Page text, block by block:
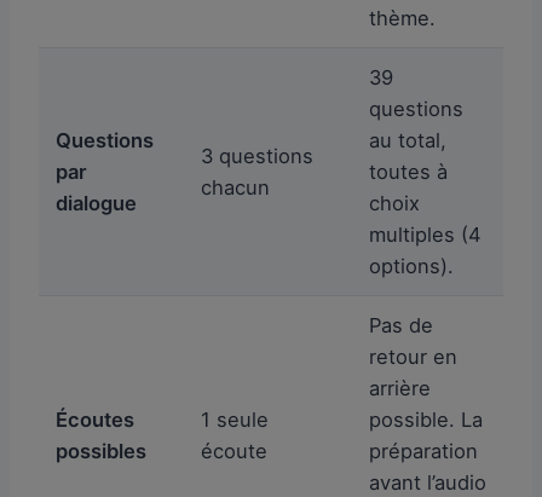
thème.
Questions
par
dialogue
3 questions
chacun
39
questions
au total,
toutes à
choix
multiples (4
options).
Écoutes
possibles
1 seule
écoute
Pas de
retour en
arrière
possible. La
préparation
avant l’audio